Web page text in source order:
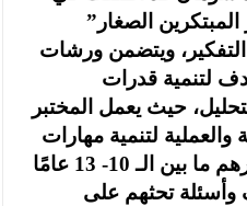
المبتكرين الصغار”
ويتضمن ورشات
لتنمية قدرات
حيث يعمل المختبر
لتنمية مهارات
الأطفال الذين تتراوح أعمارهم ما بين الـ 10- 13 عامًا
تحثهم على